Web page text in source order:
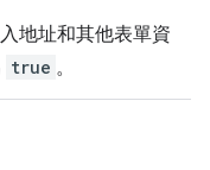
地址和其他表單資
true 。